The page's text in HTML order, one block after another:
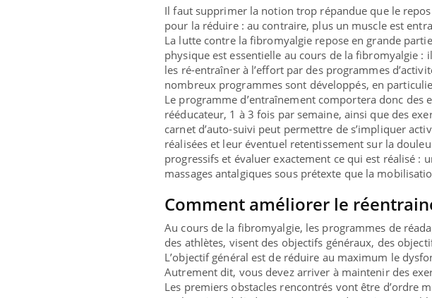
Il faut supprimer la notion trop répandue que le
pour la réduire : au contraire, plus un muscle est
La lutte contre la fibromyalgie repose en grande
physique est essentielle au cours de la fibromyalgie :
les ré-entraîner à l’effort par des programmes
nombreux programmes sont développés, en
Le programme d’entraînement comportera donc des
rééducateur, 1 à 3 fois par semaine, ainsi que des
carnet d’auto-suivi peut permettre de s’impliquer
réalisées et leur éventuel retentissement sur la
progressifs et évaluer exactement ce qui est réalisé :
massages antalgiques sous prétexte que la
Comment améliorer le
Au cours de la fibromyalgie, les programmes de
des athlètes, visent des objectifs généraux, des
L’objectif général est de réduire au maximum le
Autrement dit, vous devez arriver à maintenir des
Les premiers obstacles rencontrés vont être d’ordre